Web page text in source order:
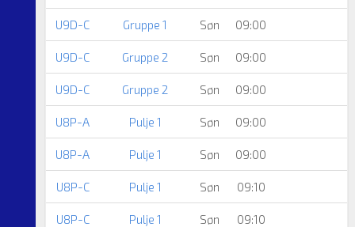
U9D-C Gruppe 1 Søn 09:00
U9D-C Gruppe 2 Søn 09:00
U9D-C Gruppe 2 Søn 09:00
U8P-A Pulje 1 Søn 09:00
U8P-A Pulje 1 Søn 09:00
U8P-C Pulje 1 Søn 09:10
U8P-C Pulje 1 Søn 09:10